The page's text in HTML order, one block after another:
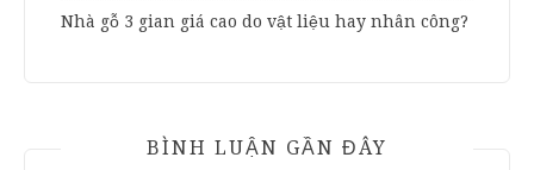
Nhà gỗ 3 gian giá cao do vật liệu hay nhân công?
BÌNH LUẬN GẦN ĐÂY